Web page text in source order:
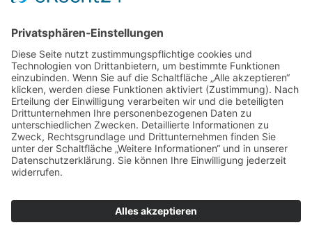
Rechtliches
Impressum
Datenschutzerklärung
Cookie-Einstellungen
Teilnahmebedingungen
AGB
Top
Erbendorf